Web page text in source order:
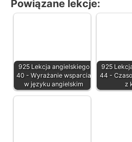
Powiązane lekcje:
925 Lekcja angielskiego
40 - Wyrażanie wsparcia
w języku angielskim
925
44 -
z